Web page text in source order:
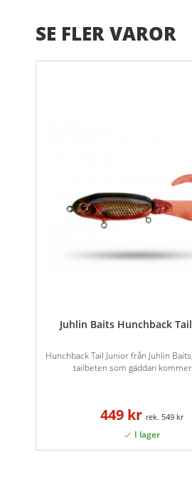
SE FLER VAROR
Juhlin Baits Hunchback
Hunchback Tail Junior från Juhlin
tailbeten som gäddan
449 kr 549 kr